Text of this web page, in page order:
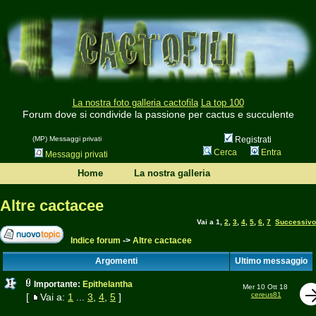
La nostra foto galleria cactofila La top 100
Forum dove si condivide la passione per cactus e succulente
(MP) Messaggi privati
Registrati
Messaggi privati
Cerca Entra
Home La nostra galleria
Altre cactacee
Vai a 1 2 3 4 5 6 7 Successivo
Indice forum -> Altre cactacee
Argomenti Ultimo messaggio
Importante: Epithelantha
[ Vai a: 1 3 4, 5]
Mer 10 Ott 18
cereus81